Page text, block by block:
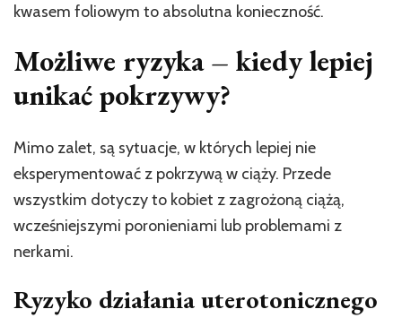
kwasem foliowym to absolutna konieczność.
Możliwe ryzyka – kiedy lepiej
unikać pokrzywy?
Mimo zalet, są sytuacje, w których lepiej nie
eksperymentować z pokrzywą w ciąży. Przede
wszystkim dotyczy to kobiet z zagrożoną ciążą,
wcześniejszymi poronieniami lub problemami z
nerkami.
Ryzyko działania uterotonicznego